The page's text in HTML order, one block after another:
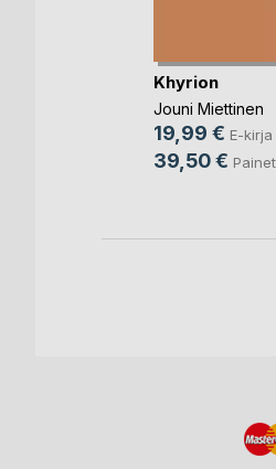
Khyrion
Jouni Miettinen
19,99 € E-kirja
39,50 €